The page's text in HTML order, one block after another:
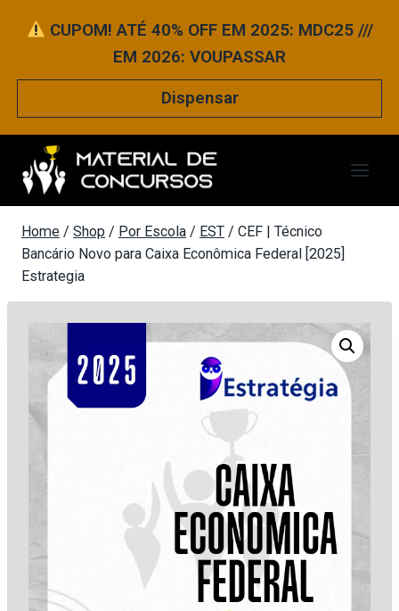
para
CUPOM! ATÉ 40% OFF EM 2025: MDC25 ///
EM 2026: VOUPASSAR
Dispensar
Home / Shop / Por Escola / EST / CEF | Técnico
Bancário Novo para Caixa Econômica Federal [2025]
Estrategia